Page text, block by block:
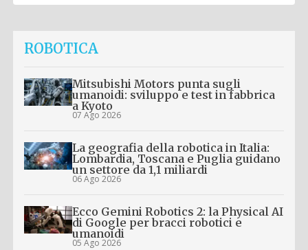
ROBOTICA
Mitsubishi Motors punta sugli
umanoidi: sviluppo e test in fabbrica
a Kyoto
07 Ago 2026
La geografia della robotica in Italia:
Lombardia, Toscana e Puglia guidano
un settore da 1,1 miliardi
06 Ago 2026
Ecco Gemini Robotics 2: la Physical AI
di Google per bracci robotici e
umanoidi
05 Ago 2026